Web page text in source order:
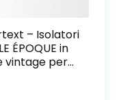
– Isolatori
ÉPOQUE in
vintage per